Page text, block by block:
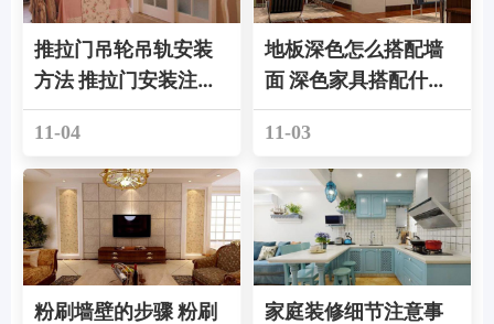
推拉门吊轮吊轨安装
方法 推拉门安装注意
事项
11-04
地板深色怎么搭配墙
面 深色家具搭配什么
地板
11-03
粉刷墙壁的步骤 粉刷
家庭装修细节注意事